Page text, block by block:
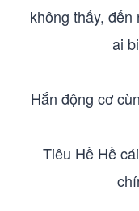
không thấy,
ai
Hắn động cơ
Tiêu Hề Hề